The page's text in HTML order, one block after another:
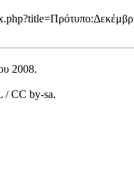
2008.
/ CC by-sa.